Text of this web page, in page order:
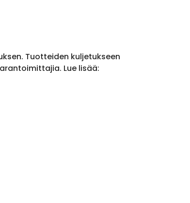
Tuotteiden kuljetukseen
Lue lisää: